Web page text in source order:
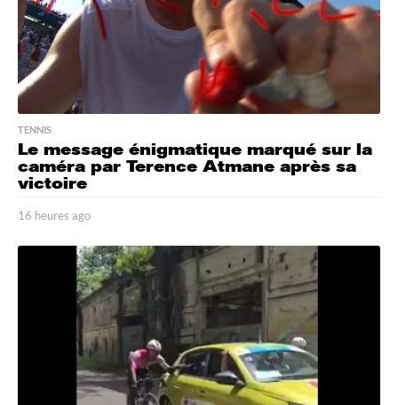
TENNIS
Le message énigmatique marqué sur la
caméra par Terence Atmane après sa
victoire
16 heures ago
h
e
u
r
e
s
a
o